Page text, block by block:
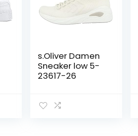
s.Oliver Damen
Sneaker low 5-
23617-26